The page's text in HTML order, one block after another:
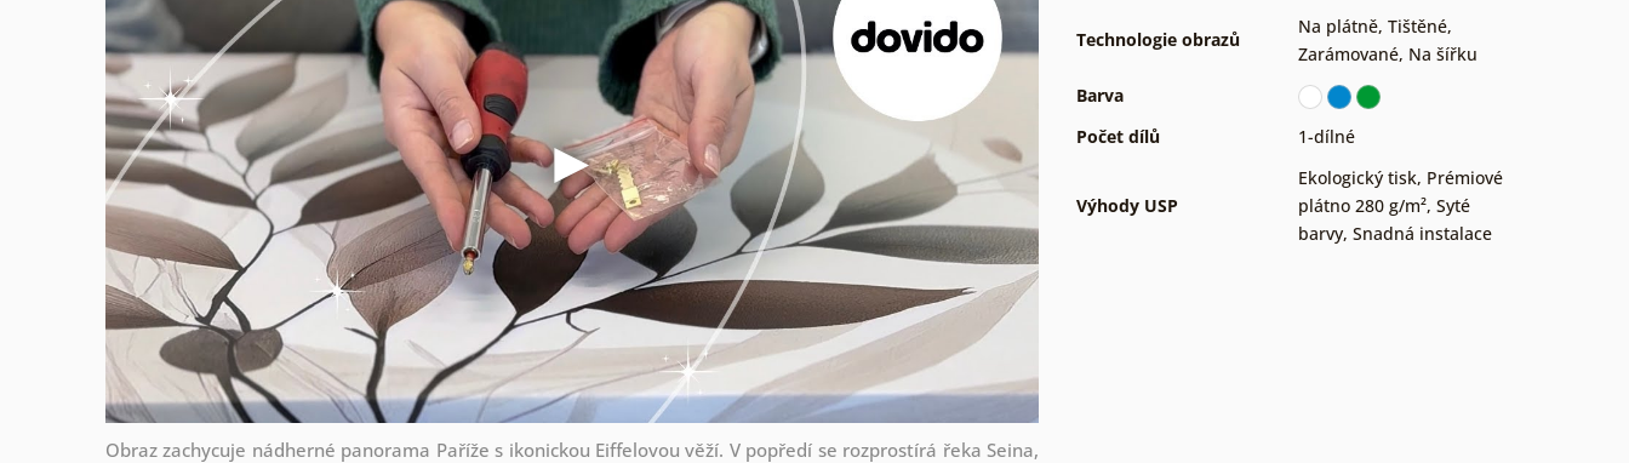
Obraz zachycuje nádherné panorama Paříže s ikonickou Eiffelovou věží. V popředí se rozprostírá řeka Seina,
Technologie obrazů
Na plátně, Tištěné,
Zarámované, Na šířku
Barva
Počet dílů
1-dílné
Výhody USP
Ekologický tisk, Prémiové
plátno 280 g/m², Syté
barvy, Snadná instalace